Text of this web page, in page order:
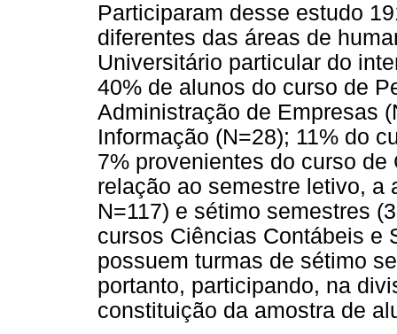
Participaram desse estudo
diferentes das áreas de
Universitário particular do
40% de alunos do curso de
Administração de Empresas
Informação (N=28); 11% do
7% provenientes do curso
relação ao semestre letivo, a
N=117) e sétimo semestres
cursos Ciências Contábeis e
possuem turmas de sétimo
portanto, participando, na
constituição da amostra de